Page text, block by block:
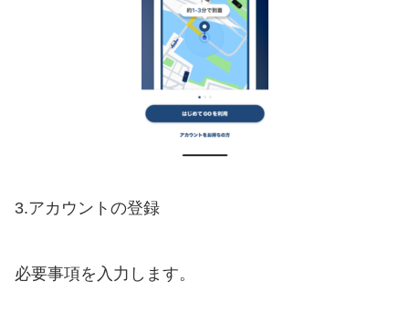
3.アカウントの登録
必要事項を入力します。